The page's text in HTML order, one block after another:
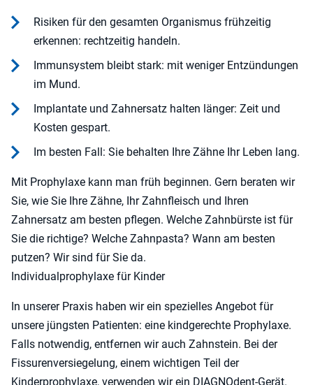
Risiken für den gesamten Organismus frühzeitig
erkennen: rechtzeitig handeln.
Immunsystem bleibt stark: mit weniger Entzündungen
im Mund.
Implantate und Zahnersatz halten länger: Zeit und
Kosten gespart.
Im besten Fall: Sie behalten Ihre Zähne Ihr Leben lang.
Mit Prophylaxe kann man früh beginnen. Gern beraten wir
Sie, wie Sie Ihre Zähne, Ihr Zahnfleisch und Ihren
Zahnersatz am besten pflegen. Welche Zahnbürste ist für
Sie die richtige? Welche Zahnpasta? Wann am besten
putzen? Wir sind für Sie da.
Individualprophylaxe für Kinder
In unserer Praxis haben wir ein spezielles Angebot für
unsere jüngsten Patienten: eine kindgerechte Prophylaxe.
Falls notwendig, entfernen wir auch Zahnstein. Bei der
Fissurenversiegelung, einem wichtigen Teil der
Kinderprophylaxe, verwenden wir ein DIAGNOdent-Gerät.